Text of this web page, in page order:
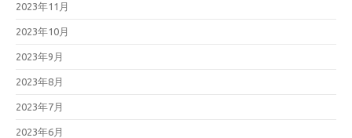
2023年11月
2023年10月
2023年9月
2023年8月
2023年7月
2023年6月